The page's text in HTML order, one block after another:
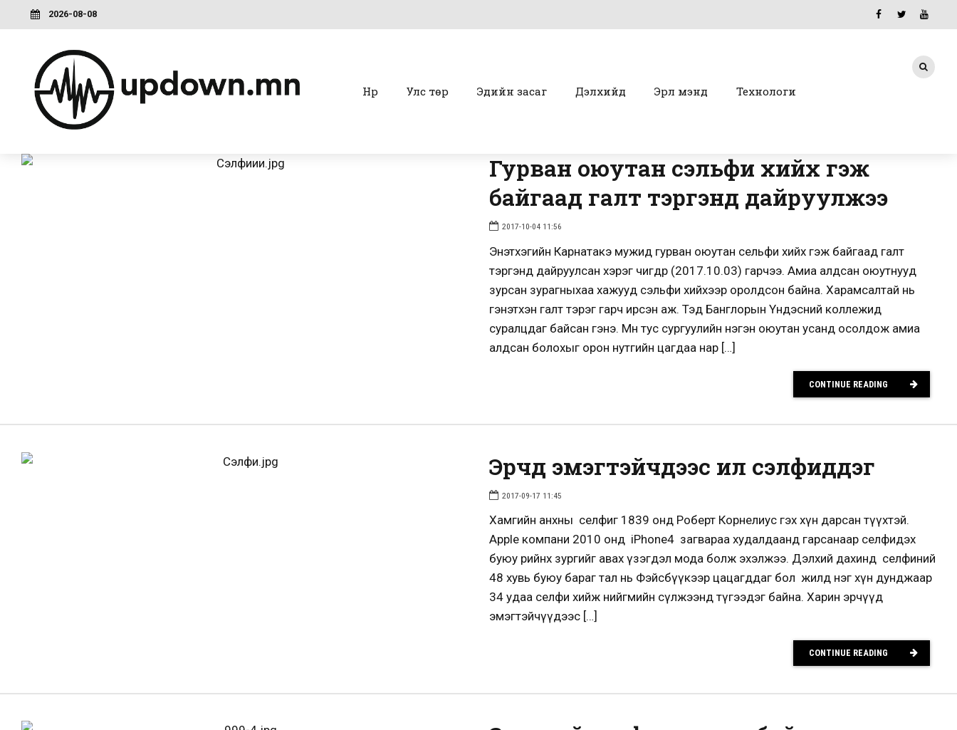
2026-08-08
Нүүр Улс төр Эдийн засаг Дэлхийд Эрүүл мэнд Технологи
Гурван оюутан сэльфи хийх гэж
байгаад галт тэргэнд дайруулжээ
2017-10-04 11:56
Энэтхэгийн Карнатакэ мужид гурван оюутан сельфи хийх гэж байгаад галт
тэргэнд дайруулсан хэрэг өчигдөр (2017.10.03) гарчээ. Амиа алдсан оюутнууд
зурсан зурагныхаа хажууд сэльфи хийхээр оролдсон байна. Харамсалтай нь
гэнэтхэн галт тэрэг гарч ирсэн аж. Тэд Банглорын Үндэсний коллежид
суралцдаг байсан гэнэ. Мөн тус сургуулийн нэгэн оюутан усанд осолдож амиа
алдсан болохыг орон нутгийн цагдаа нар […]
CONTINUE READING
Эрчүүд эмэгтэйчүүдээс илүү сэлфиддэг
2017-09-17 11:45
Хамгийн анхны селфиг 1839 онд Роберт Корнелиус гэх хүн дарсан түүхтэй.
Аpple компани 2010 онд iPhone4 загвараа худалдаанд гарсанаар селфидэх
буюу өөрийнхөө зургийг авах үзэгдэл мода болж эхэлжээ. Дэлхий дахинд селфиний
48 хувь буюу бараг тал нь Фэйсбүүкээр цацагддаг бол жилд нэг хүн дунджаар
34 удаа селфи хийж нийгмийн сүлжээнд түгээдэг байна. Харин эрчүүд
эмэгтэйчүүдээс […]
CONTINUE READING